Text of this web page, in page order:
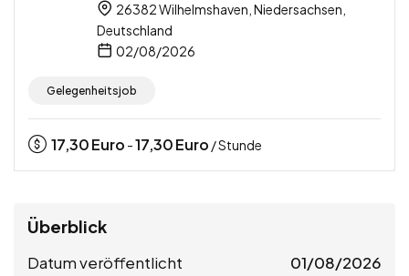
26382 Wilhelmshaven, Niedersachsen,
Deutschland
02/08/2026
Gelegenheitsjob
17,30Euro -17,30Euro / Stunde
Überblick
Datum veröffentlicht 01/08/2026